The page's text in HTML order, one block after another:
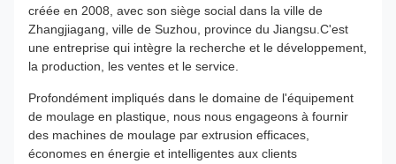
créée en 2008, avec son siège social dans la ville de
Zhangjiagang, ville de Suzhou, province du Jiangsu.C'est
une entreprise qui intègre la recherche et le développement,
la production, les ventes et le service.
Profondément impliqués dans le domaine de l'équipement
de moulage en plastique, nous nous engageons à fournir
des machines de moulage par extrusion efficaces,
économes en énergie et intelligentes aux clients